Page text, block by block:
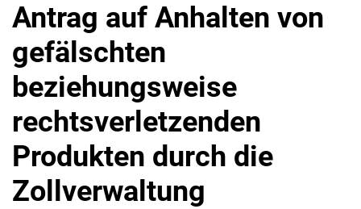
Antrag auf Anhalten von
gefälschten
beziehungsweise
rechtsverletzenden
Produkten durch die
Zollverwaltung